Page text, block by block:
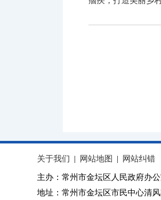
关于我们 | 网站地图 | 网站纠错
主办：常州市金坛区人民政府办
地址：常州市金坛区市民中心清